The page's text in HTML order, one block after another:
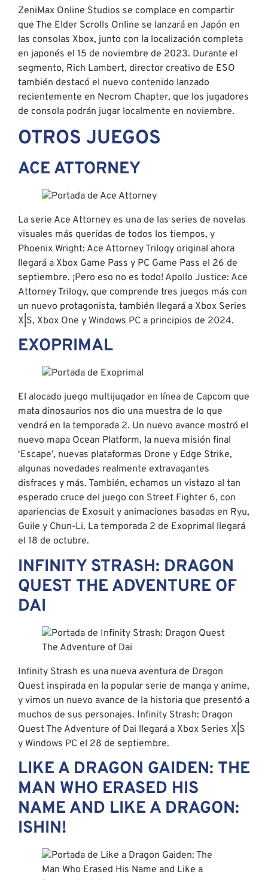
ZeniMax Online Studios se complace en compartir
que The Elder Scrolls Online se lanzará en Japón en
las consolas Xbox, junto con la localización completa
en japonés el 15 de noviembre de 2023. Durante el
segmento, Rich Lambert, director creativo de ESO
también destacó el nuevo contenido lanzado
recientemente en Necrom Chapter, que los jugadores
de consola podrán jugar localmente en noviembre.
OTROS JUEGOS
ACE ATTORNEY
La serie Ace Attorney es una de las series de novelas
visuales más queridas de todos los tiempos, y
Phoenix Wright: Ace Attorney Trilogy original ahora
llegará a Xbox Game Pass y PC Game Pass el 26 de
septiembre. ¡Pero eso no es todo! Apollo Justice: Ace
Attorney Trilogy, que comprende tres juegos más con
un nuevo protagonista, también llegará a Xbox Series
X|S, Xbox One y Windows PC a principios de 2024.
EXOPRIMAL
El alocado juego multijugador en línea de Capcom que
mata dinosaurios nos dio una muestra de lo que
vendrá en la temporada 2. Un nuevo avance mostró el
nuevo mapa Ocean Platform, la nueva misión final
‘Escape’, nuevas plataformas Drone y Edge Strike,
algunas novedades realmente extravagantes
disfraces y más. También, echamos un vistazo al tan
esperado cruce del juego con Street Fighter 6, con
apariencias de Exosuit y animaciones basadas en Ryu,
Guile y Chun-Li. La temporada 2 de Exoprimal llegará
el 18 de octubre.
INFINITY STRASH: DRAGON
QUEST THE ADVENTURE OF
DAI
Infinity Strash es una nueva aventura de Dragon
Quest inspirada en la popular serie de manga y anime,
y vimos un nuevo avance de la historia que presentó a
muchos de sus personajes. Infinity Strash: Dragon
Quest The Adventure of Dai llegará a Xbox Series X|S
y Windows PC el 28 de septiembre.
LIKE A DRAGON GAIDEN: THE
MAN WHO ERASED HIS
NAME AND LIKE A DRAGON:
ISHIN!